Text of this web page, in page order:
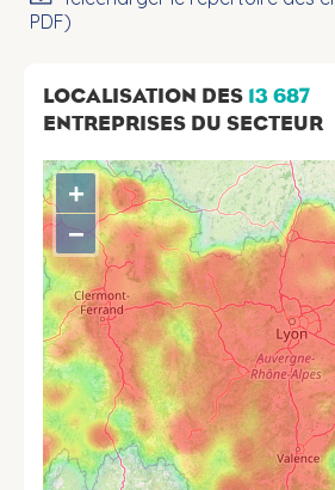
PDF)
LOCALISATION DES 13 687
ENTREPRISES DU SECTEUR
+
−